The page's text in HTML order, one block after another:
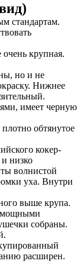
стандартам.
крупная.
но и не
Нижнее
имеет черную
обтянутое
кокер-
низко
волнистой
уха. Внутри
выше крупа.
мощными
собраны.
расширен.